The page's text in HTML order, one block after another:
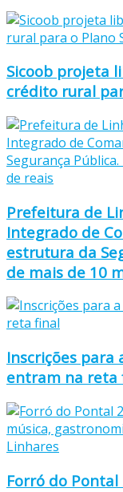
Sicoob projeta
crédito rural
Prefeitura de
Integrado de
estrutura da
de mais de 10
Inscrições para
entram na reta
Forró do